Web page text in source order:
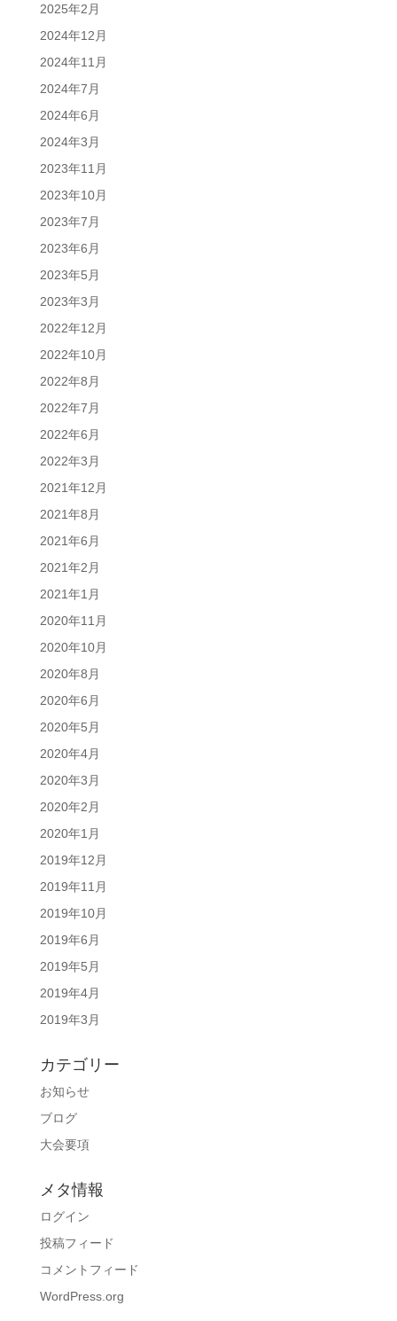
2025年2月
2024年12月
2024年11月
2024年7月
2024年6月
2024年3月
2023年11月
2023年10月
2023年7月
2023年6月
2023年5月
2023年3月
2022年12月
2022年10月
2022年8月
2022年7月
2022年6月
2022年3月
2021年12月
2021年8月
2021年6月
2021年2月
2021年1月
2020年11月
2020年10月
2020年8月
2020年6月
2020年5月
2020年4月
2020年3月
2020年2月
2020年1月
2019年12月
2019年11月
2019年10月
2019年6月
2019年5月
2019年4月
2019年3月
カテゴリー
お知らせ
ブログ
大会要項
メタ情報
ログイン
投稿フィード
コメントフィード
WordPress.org